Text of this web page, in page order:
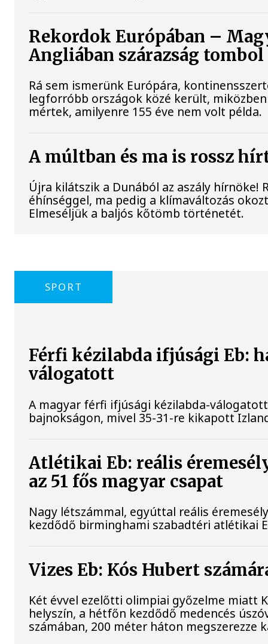
Rekordok Európában –
Angliában szárazság tombol
Rá sem ismerünk Európára,
legforróbb országok közé került,
mértek, amilyenre 155 éve nem volt példa.
A múltban és ma is rossz
Újra kilátszik a Dunából az aszály
éhínséggel, ma pedig a klímaváltozás
Elmeséljük a baljós kőtömb történetét.
SPORT
Férfi kézilabda ifjúsági Eb:
válogatott
A magyar férfi ifjúsági kézilabda-
bajnokságon, mivel 35-31-re kikapott
Atlétikai Eb: reális
az 51 fős magyar csapat
Nagy létszámmal, egyúttal reális
kezdődő birminghami szabadtéri atlétikai
Vizes Eb: Kós Hubert
Két évvel ezelőtti olimpiai győzelme miatt
helyszín, a hétfőn kezdődő medencés
számában, 200 méter háton megszerezze